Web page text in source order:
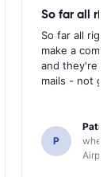
So far all
So far all
make a
and they're
mails - not
P